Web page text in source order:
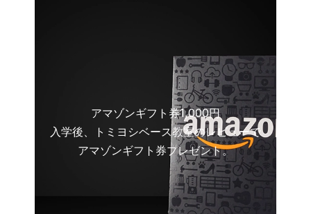
アマゾンギフト券1,000円
入学後、トミヨシベース教室のレビューで
アマゾンギフト券プレゼント。